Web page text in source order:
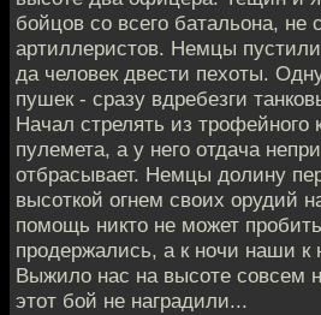
бойцов со всего батальона, не
артиллеристов. Немцы
да человек двести пехоты.
пушек - сразу вдребезги
Начал стрелять из трофейного
пулемета, а у него отдача
отбрасывает. Немцы долину
высоткой огнем своих орудий
помощь никто не может
продержались, а к ночи наши к
Выжило нас на высоте совсем
этот бой не наградили...